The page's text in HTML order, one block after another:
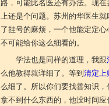
路，可能比名医还有办法。现
上还是个问题。苏州的华医生
了挂号的麻烦，一个他能定定
不可能给你这么细看的。
学法也是同样的道理，我跟
么他教得就详细了。等到 清定上
么细了。所以你们要找善知识
拿不到什么东西的，他没时间应